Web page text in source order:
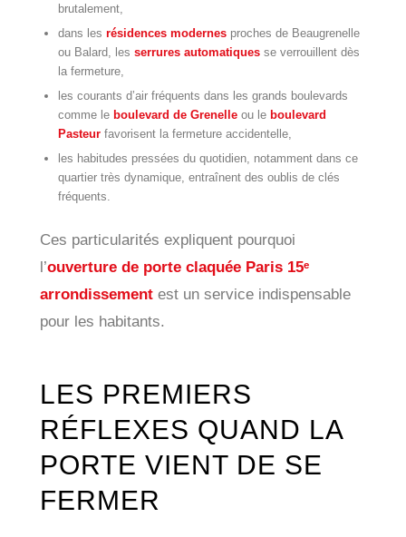
brutalement,
dans les résidences modernesproches de Beaugrenelle
ou Balard, les serrures automatiquesse verrouillent dès
la fermeture,
les courants d’air fréquents dans les grands boulevards
comme le boulevard de Grenelleou le boulevard
Pasteurfavorisent la fermeture accidentelle,
les habitudes pressées du quotidien, notamment dans ce
quartier très dynamique, entraînent des oublis de clés
fréquents.
Ces particularités expliquent pourquoi
l’ouverture de porte claquée Paris 15ᵉ
arrondissementest un service indispensable
pour les habitants.
LES PREMIERS
RÉFLEXES QUAND LA
PORTE VIENT DE SE
FERMER